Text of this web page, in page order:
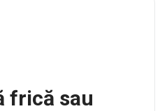
frică sau